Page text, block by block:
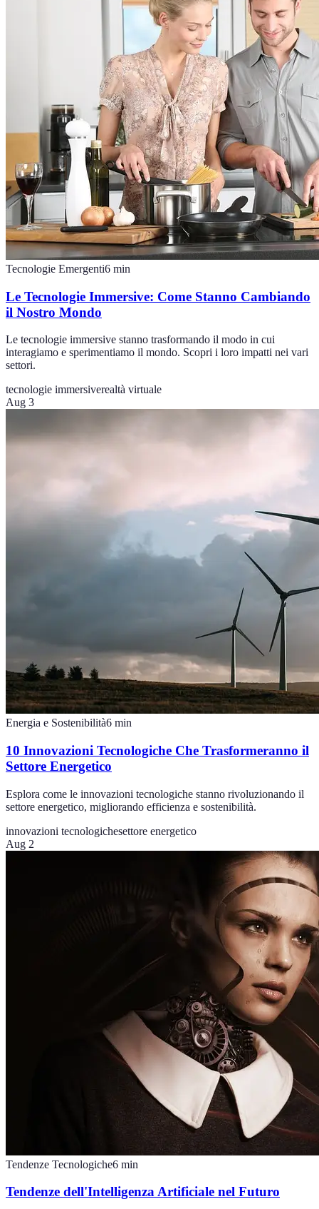
Tecnologie Emergenti6 min
Le Tecnologie Immersive: Come Stanno Cambiando
il Nostro Mondo
Le tecnologie immersive stanno trasformando il modo in cui
interagiamo e sperimentiamo il mondo. Scopri i loro impatti nei vari
settori.
tecnologie immersiverealtà virtuale
Aug 3
Energia e Sostenibilità6 min
10 Innovazioni Tecnologiche Che Trasformeranno il
Settore Energetico
Esplora come le innovazioni tecnologiche stanno rivoluzionando il
settore energetico, migliorando efficienza e sostenibilità.
innovazioni tecnologichesettore energetico
Aug 2
Tendenze Tecnologiche6 min
Tendenze dell'Intelligenza Artificiale nel Futuro